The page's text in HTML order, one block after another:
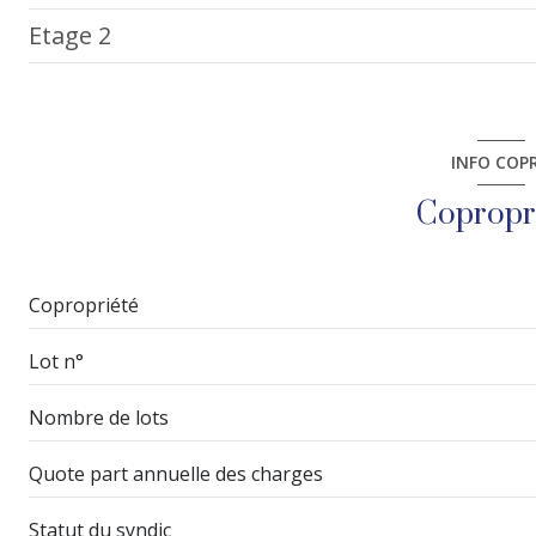
cuisine
salle de bain
Etage 2
INFO
Copropriété
Lot n°
Nombre de lots
Quote part annuelle des charges
Statut du syndic